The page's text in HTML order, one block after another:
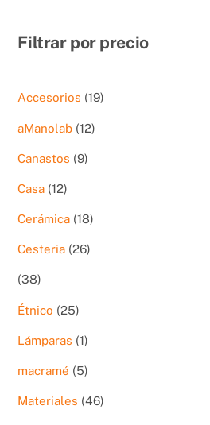
Filtrar por precio
Accesorios 1919
aManolab 1212
Canastos 99
Casa 1212
Cerámica 1818
Cesteria 2626
3838
Étnico 2525
Lámparas 11
macramé 55
Materiales 4646